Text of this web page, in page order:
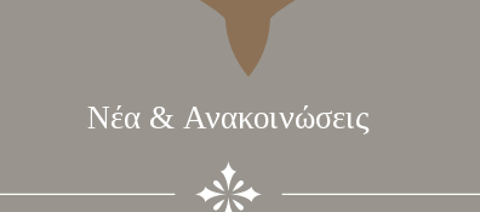
Νέα & Ανακοινώσεις